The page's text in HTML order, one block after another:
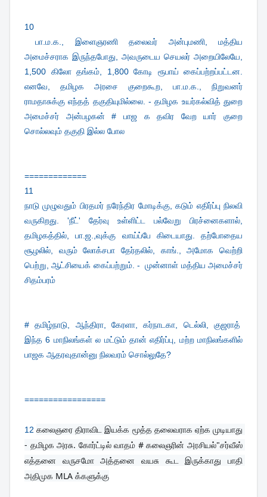
10
பா.ம.க., இளைஞரணி தலைவர் அன்புமணி, மத்திய
அமைச்சராக இருந்தபோது, அவருடைய செயலர் அறையிலேயே,
1,500 கிலோ தங்கம், 1,800 கோடி ரூபாய் கைப்பற்றப்பட்டன.
எனவே, தமிழக அரசை குறைகூற, பா.ம.க., நிறுவனர்
ராமதாசுக்கு எந்தத் தகுதியுமில்லை. - தமிழக உயர்கல்வித் துறை
அமைச்சர் அன்பழகன் # பாஜ க தவிர வேற யார் குறை
சொல்லவும் தகுதி இல்ல போல
=============
11
நாடு முழுவதும் பிரதமர் நரேந்திர மோடிக்கு, கடும் எதிர்ப்பு நிலவி
வருகிறது. 'நீட்' தேர்வு உள்ளிட்ட பல்வேறு பிரச்னைகளால்,
தமிழகத்தில், பா.ஜ.,வுக்கு வாய்ப்பே கிடையாது. தற்போதைய
சூழலில், வரும் லோக்சபா தேர்தலில், காங்., அமோக வெற்றி
பெற்று, ஆட்சியைக் கைப்பற்றும். - முன்னாள் மத்திய அமைச்சர்
சிதம்பரம்
# தமிழ்நாடு, ஆந்திரா, கேரளா, கர்நாடகா, டெல்லி, குஜராத்
இந்த 6 மாநிலங்கள் ல மட்டும் தான் எதிர்ப்பு, மற்ற மாநிலங்களில்
பாஜக ஆதரவுதான்னு நிலவரம் சொல்லுதே?
=================
12கலைஞரை திராவிட இயக்க மூத்த தலைவராக ஏற்க முடியாது
- தமிழக அரசு. கோர்ட்டில் வாதம் # கலைஞரின் அரசியல்"சர்வீஸ்
எத்தனை வருசமோ அத்தனை வயசு கூட இருக்காது பாதி
அதிமுக MLA க்களுக்கு